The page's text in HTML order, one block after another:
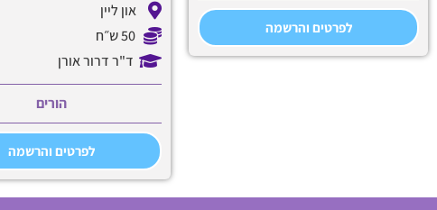
לפרטים והרשמה
און ליין
50 ש״ח
ד"ר דרור אורן
הורים
לפרטים והרשמה